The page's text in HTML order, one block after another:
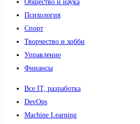
Общество и наука
Психология
Спорт
Творчество и хобби
Управление
Финансы
Все IT, разработка
DevOps
Machine Learning